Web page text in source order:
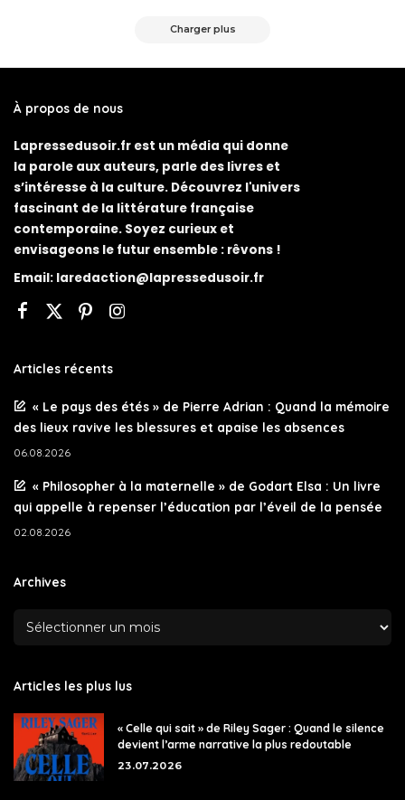
Charger plus
À propos de nous
Lapressedusoir.fr est un média qui donne
la parole aux auteurs, parle des livres et
s’intéresse à la culture. Découvrez l'univers
fascinant de la littérature française
contemporaine. Soyez curieux et
envisageons le futur ensemble : rêvons !
Email: laredaction@lapressedusoir.fr
Articles récents
« Le pays des étés » de Pierre Adrian : Quand la mémoire
des lieux ravive les blessures et apaise les absences
06.08.2026
« Philosopher à la maternelle » de Godart Elsa : Un livre
qui appelle à repenser l’éducation par l’éveil de la pensée
02.08.2026
Archives
Articles les plus lus
« Celle qui sait » de Riley Sager : Quand le silence
devient l’arme narrative la plus redoutable
23.07.2026